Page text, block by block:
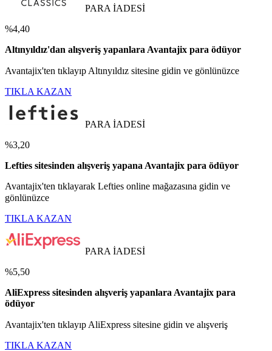
PARA İADESİ
%4,40
Altınyıldız'dan alışveriş yapanlara Avantajix para ödüyor
Avantajix'ten tıklayıp Altınyıldız sitesine gidin ve gönlünüzce
TIKLA KAZAN
PARA İADESİ
%3,20
Lefties sitesinden alışveriş yapana Avantajix para ödüyor
Avantajix'ten tıklayarak Lefties online mağazasına gidin ve
gönlünüzce
TIKLA KAZAN
PARA İADESİ
%5,50
AliExpress sitesinden alışveriş yapanlara Avantajix para
ödüyor
Avantajix'ten tıklayıp AliExpress sitesine gidin ve alışveriş
TIKLA KAZAN